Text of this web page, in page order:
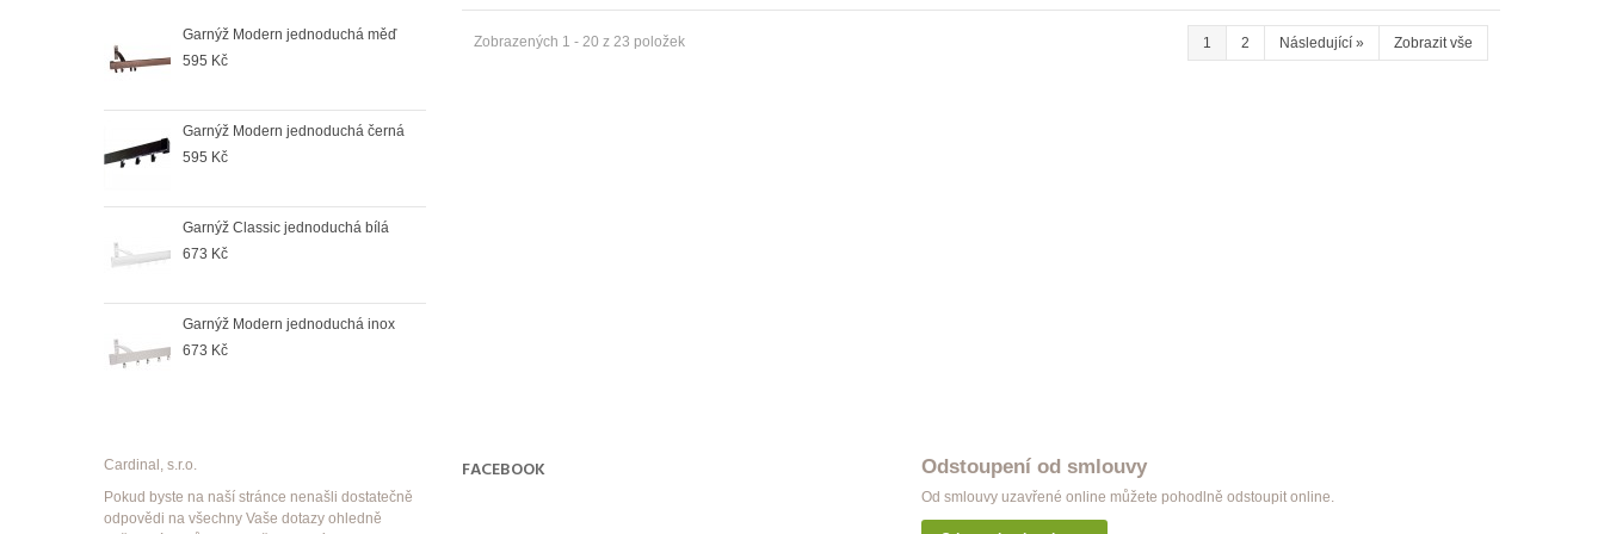
Garnýž Modern jednoduchá měď
595 Kč
Garnýž Modern jednoduchá černá
595 Kč
Garnýž Classic jednoduchá bílá
673 Kč
Garnýž Modern jednoduchá inox
673 Kč
Garnýž Modern jednoduchá patyna
Garnýž Classic dvojitá bílá
998 Kč
1 2 Následující » Zobrazit vše
Zobrazených 1 - 20 z 23 položek
Cardinal, s.r.o.
Pokud byste na naší stránce nenašli dostatečně
odpovědi na všechny Vaše dotazy ohledně
FACEBOOK Odstoupení od smlouvy
Od smlouvy uzavřené online můžete pohodlně odstoupit online.